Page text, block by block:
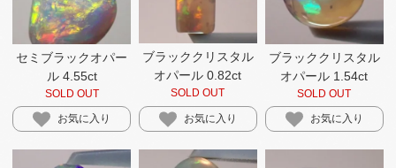
セミブラックオパー
ル 4.55ct
SOLD OUT
お気に入り
ブラッククリスタル
オパール 0.82ct
SOLD OUT
お気に入り
ブラッククリスタル
オパール 1.54ct
SOLD OUT
お気に入り